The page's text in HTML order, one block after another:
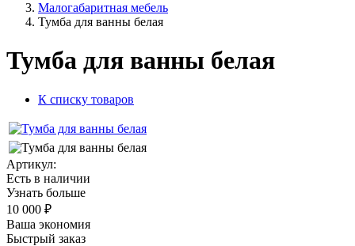
Малогабаритная мебель
Тумба для ванны белая
Тумба для ванны белая
К списку товаров
Артикул:
Есть в наличии
Узнать больше
10 000 ₽
Ваша экономия
Быстрый заказ